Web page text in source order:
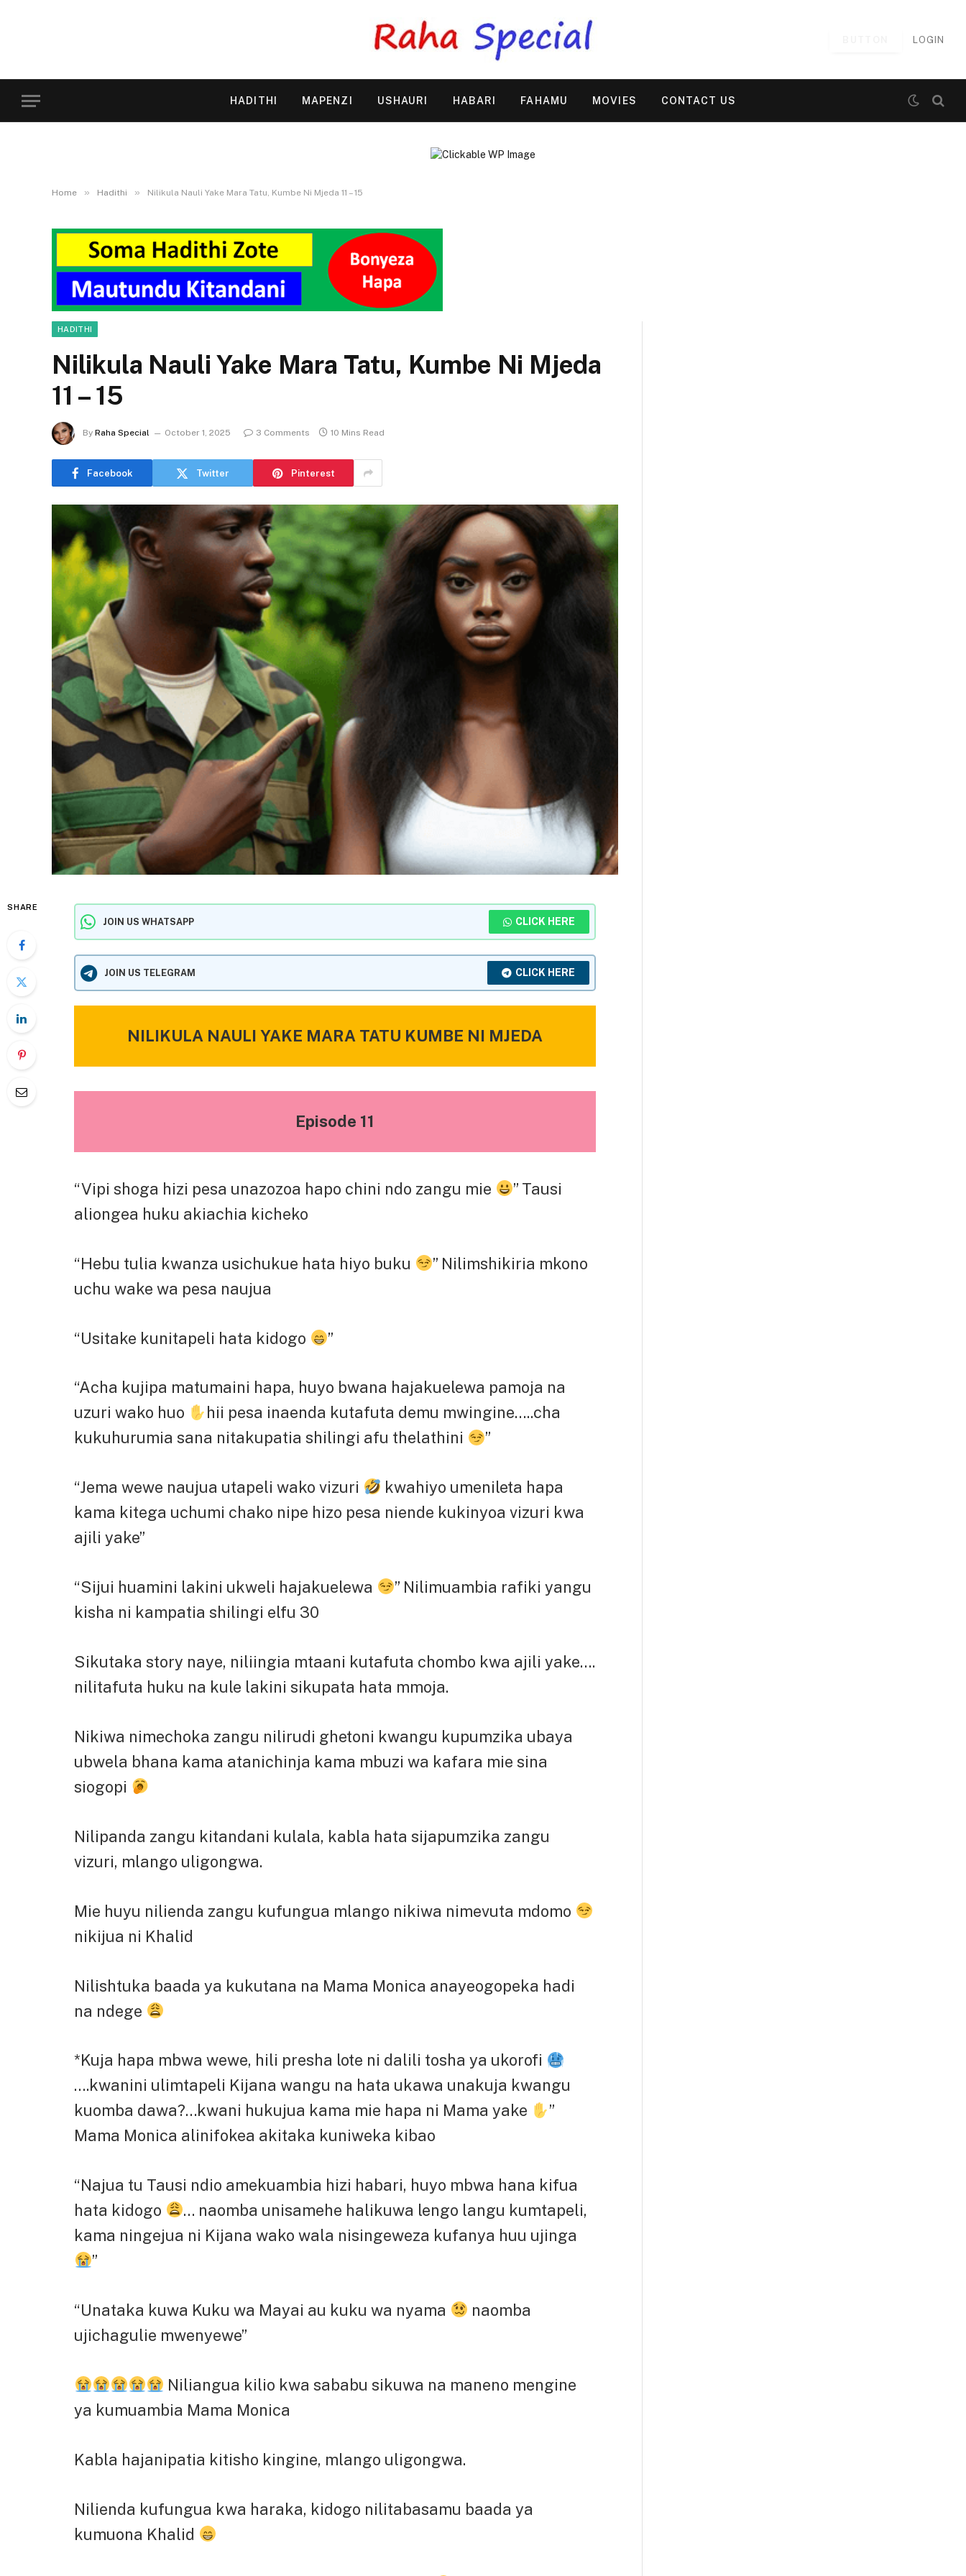
LOGIN
HADITHI MAPENZI USHAURI HABARI FAHAMU MOVIES CONTACT US
Home » Hadithi » Nilikula Nauli Yake Mara Tatu, Kumbe Ni Mjeda 11 – 15
HADITHI
Nilikula Nauli Yake Mara Tatu, Kumbe Ni Mjeda
11 – 15
By Raha Special October 1, 2025 3 Comments 10 Mins Read
Facebook Twitter Pinterest
SHARE
JOIN US WHATSAPP CLICK HERE
JOIN US TELEGRAM CLICK HERE
NILIKULA NAULI YAKE MARA TATU KUMBE NI MJEDA
Episode 11
“Vipi shoga hizi pesa unazozoa hapo chini ndo zangu mie
” Tausi
aliongea huku akiachia kicheko
“Hebu tulia kwanza usichukue hata hiyo buku
” Nilimshikiria mkono
uchu wake wa pesa naujua
“Usitake kunitapeli hata kidogo ”
“Acha kujipa matumaini hapa, huyo bwana hajakuelewa pamoja na
uzuri wako huo
hii pesa inaenda kutafuta demu mwingine…..cha
kukuhurumia sana nitakupatia shilingi afu thelathini
”
“Jema wewe naujua utapeli wako vizuri
kwahiyo umenileta hapa
kama kitega uchumi chako nipe hizo pesa niende kukinyoa vizuri kwa
ajili yake”
“Sijui huamini lakini ukweli hajakuelewa
” Nilimuambia rafiki yangu
kisha ni kampatia shilingi elfu 30
Sikutaka story naye, niliingia mtaani kutafuta chombo kwa ajili yake….
nilitafuta huku na kule lakini sikupata hata mmoja.
Nikiwa nimechoka zangu nilirudi ghetoni kwangu kupumzika ubaya
ubwela bhana kama atanichinja kama mbuzi wa kafara mie sina
siogopi
Nilipanda zangu kitandani kulala, kabla hata sijapumzika zangu
vizuri, mlango uligongwa.
Mie huyu nilienda zangu kufungua mlango nikiwa nimevuta mdomo
nikijua ni Khalid
Nilishtuka baada ya kukutana na Mama Monica anayeogopeka hadi
na ndege
*Kuja hapa mbwa wewe, hili presha lote ni dalili tosha ya ukorofi
….kwanini ulimtapeli Kijana wangu na hata ukawa unakuja kwangu
kuomba dawa?…kwani hukujua kama mie hapa ni Mama yake
”
Mama Monica alinifokea akitaka kuniweka kibao
“Najua tu Tausi ndio amekuambia hizi habari, huyo mbwa hana kifua
hata kidogo
… naomba unisamehe halikuwa lengo langu kumtapeli,
kama ningejua ni Kijana wako wala nisingeweza kufanya huu ujinga
”
“Unataka kuwa Kuku wa Mayai au kuku wa nyama
naomba
ujichagulie mwenyewe”
Niliangua kilio kwa sababu sikuwa na maneno mengine
ya kumuambia Mama Monica
Kabla hajanipatia kitisho kingine, mlango uligongwa.
Nilienda kufungua kwa haraka, kidogo nilitabasamu baada ya
kumuona Khalid